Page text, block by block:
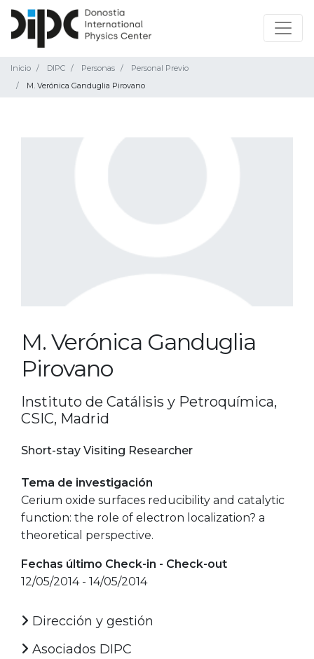
Inicio DIPC Personas
Personal Previo
M. Verónica Ganduglia Pirovano
M. Verónica Ganduglia
Pirovano
Instituto de Catálisis y Petroquímica,
CSIC, Madrid
Short-stay Visiting Researcher
Tema de investigación
Cerium oxide surfaces reducibility and catalytic
function: the role of electron localization? a
theoretical perspective.
Fechas último Check-in - Check-out
12/05/2014 - 14/05/2014
Dirección y gestión
Asociados DIPC